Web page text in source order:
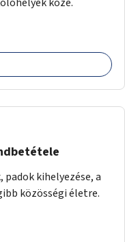
padok kihelyezése, a
közösségi életre.